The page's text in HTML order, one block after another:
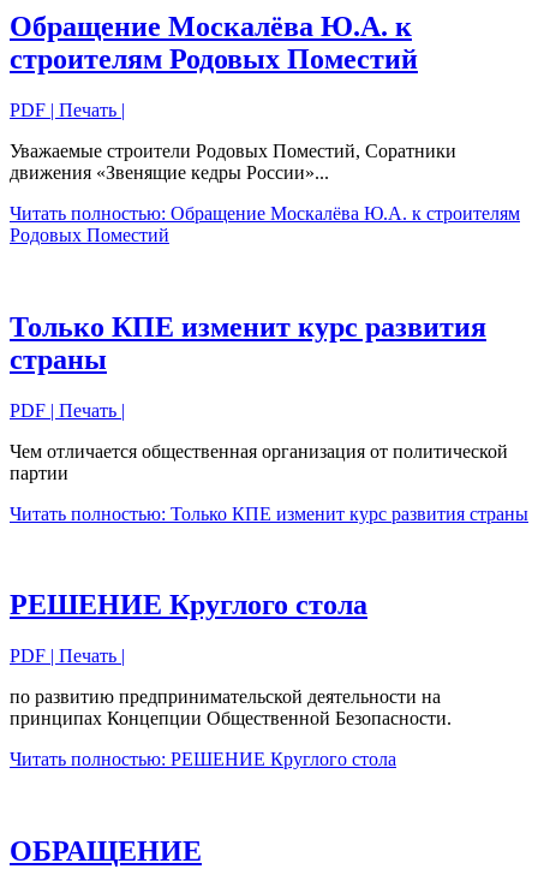
Обращение Москалёва Ю.А. к
строителям Родовых Поместий
PDF | Печать |
Уважаемые строители Родовых Поместий, Соратники
движения «Звенящие кедры России»...
Читать полностью: Обращение Москалёва Ю.А. к строителям
Родовых Поместий
Только КПЕ изменит курс развития
страны
PDF | Печать |
Чем отличается общественная организация от политической
партии
Читать полностью: Только КПЕ изменит курс развития страны
РЕШЕНИЕ Круглого стола
PDF | Печать |
по развитию предпринимательской деятельности на
принципах Концепции Общественной Безопасности.
Читать полностью: РЕШЕНИЕ Круглого стола
ОБРАЩЕНИЕ